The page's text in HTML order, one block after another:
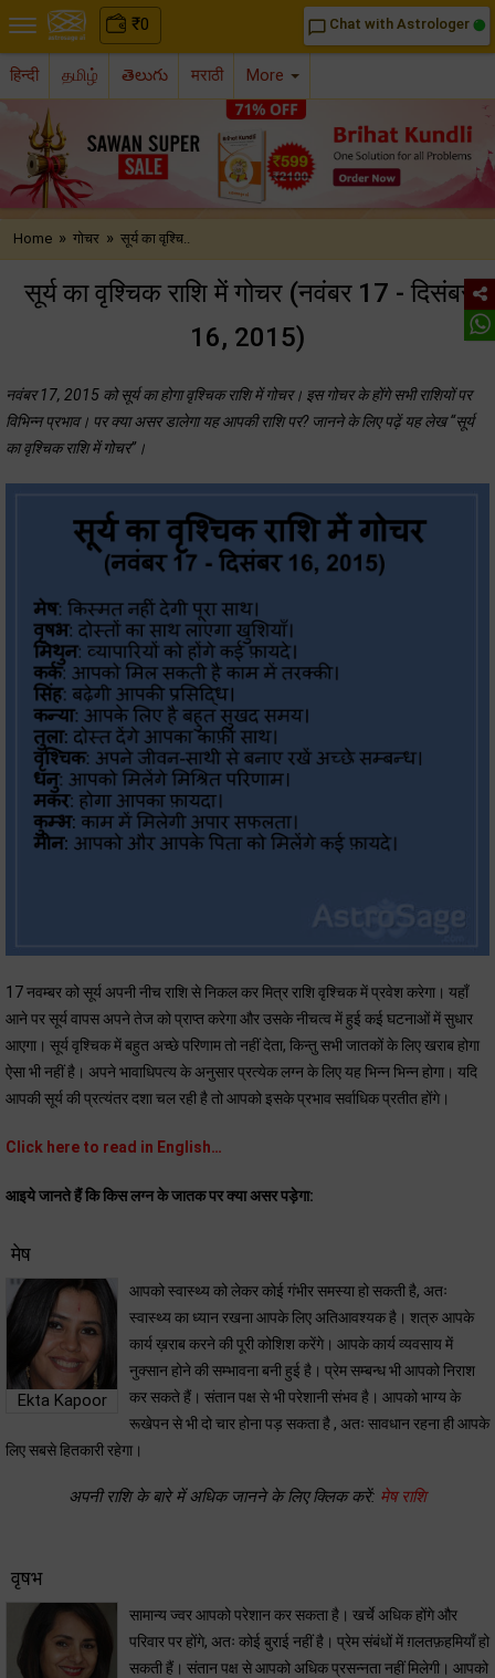
₹0 chat_bubble_outline Chat with Astrologer
हिन्दी தமிழ் తెలుగు मराठी More
Home » गोचर » सूर्य का वृश्चि..
सूर्य का वृश्चिक राशि में गोचर (नवंबर 17 - दिसंबर
16, 2015)
नवंबर 17, 2015 को सूर्य का होगा वृश्चिक राशि में गोचर। इस गोचर के होंगे सभी राशियों पर
विभिन्न प्रभाव। पर क्या असर डालेगा यह आपकी राशि पर? जानने के लिए पढ़ें यह लेख “सूर्य
का वृश्चिक राशि में गोचर”।
17 नवम्बर को सूर्य अपनी नीच राशि से निकल कर मित्र राशि वृश्चिक में प्रवेश करेगा। यहाँ
आने पर सूर्य वापस अपने तेज को प्राप्त करेगा और उसके नीचत्व में हुई कई घटनाओं में सुधार
आएगा। सूर्य वृश्चिक में बहुत अच्छे परिणाम तो नहीं देता, किन्तु सभी जातकों के लिए खराब होगा
ऐसा भी नहीं है। अपने भावाधिपत्य के अनुसार प्रत्येक लग्न के लिए यह भिन्न भिन्न होगा। यदि
आपकी सूर्य की प्रत्यंतर दशा चल रही है तो आपको इसके प्रभाव सर्वाधिक प्रतीत होंगे।
Click here to read in English…
आइये जानते हैं कि किस लग्न के जातक पर क्या असर पड़ेगा:
मेष
Ekta Kapoor
आपको स्वास्थ्य को लेकर कोई गंभीर समस्या हो सकती है, अतः
स्वास्थ्य का ध्यान रखना आपके लिए अतिआवश्यक है। शत्रु आपके
कार्य ख़राब करने की पूरी कोशिश करेंगे। आपके कार्य व्यवसाय में
नुक्सान होने की सम्भावना बनी हुई है। प्रेम सम्बन्ध भी आपको निराश
कर सकते हैं। संतान पक्ष से भी परेशानी संभव है। आपको भाग्य के
रूखेपन से भी दो चार होना पड़ सकता है , अतः सावधान रहना ही आपके
लिए सबसे हितकारी रहेगा।
अपनी राशि के बारे में अधिक जानने के लिए क्लिक करें: मेष राशि
वृषभ
सामान्य ज्वर आपको परेशान कर सकता है। खर्चे अधिक होंगे और
परिवार पर होंगे, अतः कोई बुराई नहीं है। प्रेम संबंधों में ग़लतफ़हमियाँ हो
सकती हैं। संतान पक्ष से आपको अधिक प्रसन्नता नहीं मिलेगी। आपको